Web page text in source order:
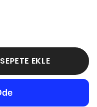
SEPETE EKLE